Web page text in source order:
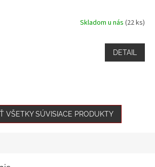
Skladom u nás (22 ks)
DETAIL
VŠETKY SÚVISIACE PRODUKTY